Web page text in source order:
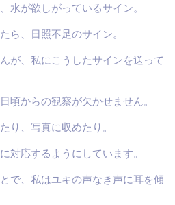
水が欲しがっているサイン。
ら、日照不足のサイン。
が、私にこうしたサインを送って
頃からの観察が欠かせません。
り、写真に収めたり。
対応するようにしています。
で、私はユキの声なき声に耳を傾